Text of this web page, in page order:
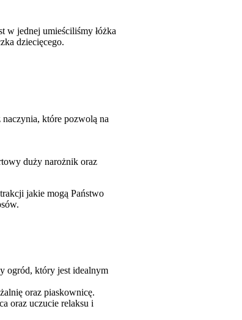
w jednej umieściliśmy łóżka
dziecięcego.
które pozwolą na
duży narożnik oraz
jakie mogą Państwo
ogród, który jest idealnym
oraz piaskownicę.
oraz uczucie relaksu i